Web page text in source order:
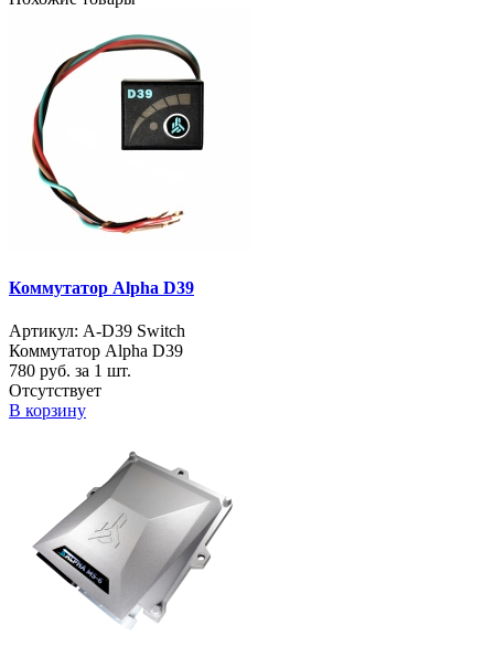
Коммутатор Alpha D39
Артикул: A-D39 Switch
Коммутатор Alpha D39
780 руб. за 1 шт.
Отсутствует
В корзину